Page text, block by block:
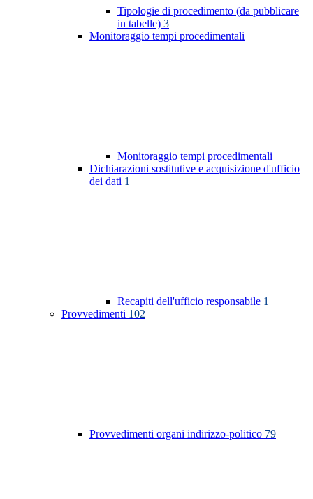
Tipologie di procedimento (da pubblicare
in tabelle) 3
Monitoraggio tempi procedimentali
Monitoraggio tempi procedimentali
Dichiarazioni sostitutive e acquisizione d'ufficio
dei dati 1
Recapiti dell'ufficio responsabile 1
Provvedimenti 102
Provvedimenti organi indirizzo-politico 79